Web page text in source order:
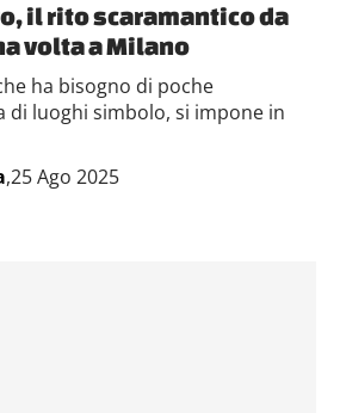
il rito scaramantico da
volta a Milano
ha bisogno di poche
di luoghi simbolo, si impone in
,25 Ago 2025